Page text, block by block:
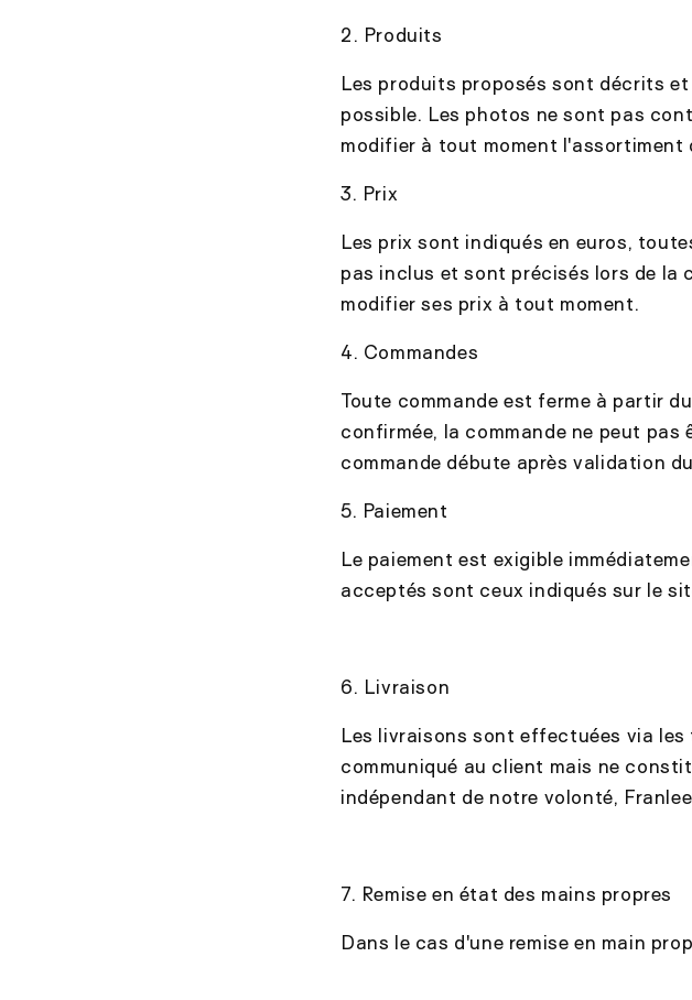
2. Produits
Les produits proposés sont décrits
possible. Les photos ne sont pas
modifier à tout moment l'assortiment
3. Prix
Les prix sont indiqués en euros,
pas inclus et sont précisés lors de la
modifier ses prix à tout moment.
4. Commandes
Toute commande est ferme à partir
confirmée, la commande ne peut
commande débute après validation
5. Paiement
Le paiement est exigible
acceptés sont ceux indiqués sur le
6. Livraison
Les livraisons sont effectuées via
communiqué au client mais ne
indépendant de notre volonté,
7. Remise en état des mains propres
Dans le cas d'une remise en main